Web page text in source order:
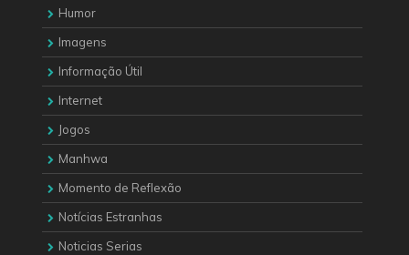
Humor
Imagens
Informação Útil
Internet
Jogos
Manhwa
Momento de Reflexão
Notícias Estranhas
Noticias Serias